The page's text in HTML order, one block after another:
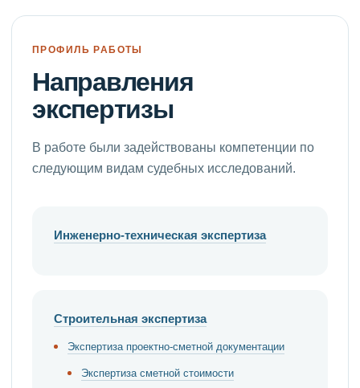
ПРОФИЛЬ РАБОТЫ
Направления
экспертизы
В работе были задействованы компетенции по
следующим видам судебных исследований.
Инженерно-техническая экспертиза
Строительная экспертиза
Экспертиза проектно-сметной документации
Экспертиза сметной стоимости